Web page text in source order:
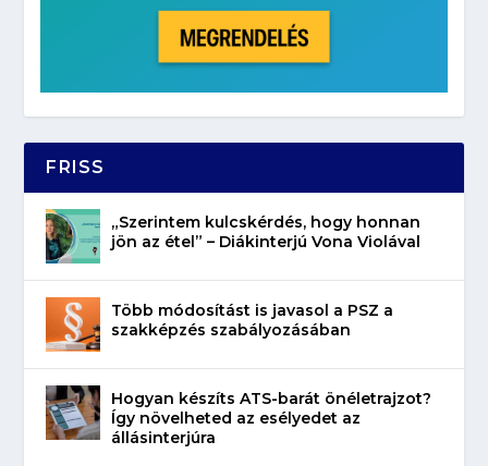
FRISS
„Szerintem kulcskérdés, hogy honnan
jön az étel” – Diákinterjú Vona Violával
Több módosítást is javasol a PSZ a
szakképzés szabályozásában
Hogyan készíts ATS-barát önéletrajzot?
Így növelheted az esélyedet az
állásinterjúra